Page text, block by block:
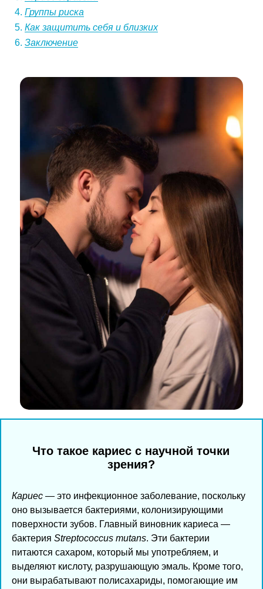
Группы риска
Как защитить себя и близких
Заключение
Что такое кариес с научной точки
зрения?
Кариес — это инфекционное заболевание, поскольку
оно вызывается бактериями, колонизирующими
поверхности зубов. Главный виновник кариеса —
бактерия Streptococcus mutans. Эти бактерии
питаются сахаром, который мы употребляем, и
выделяют кислоту, разрушающую эмаль. Кроме того,
они вырабатывают полисахариды, помогающие им